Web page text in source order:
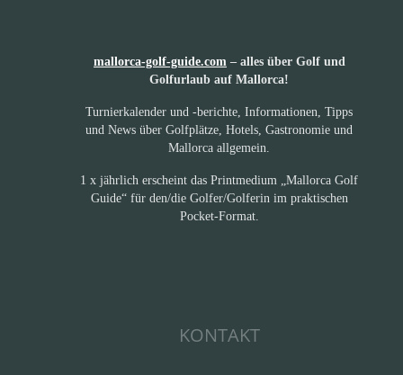
mallorca-golf-guide.com – alles über Golf und
Golfurlaub auf Mallorca!
Turnierkalender und -berichte, Informationen, Tipps
und News über Golfplätze, Hotels, Gastronomie und
Mallorca allgemein.
1 x jährlich erscheint das Printmedium „Mallorca Golf
Guide“ für den/die Golfer/Golferin im praktischen
Pocket-Format.
KONTAKT